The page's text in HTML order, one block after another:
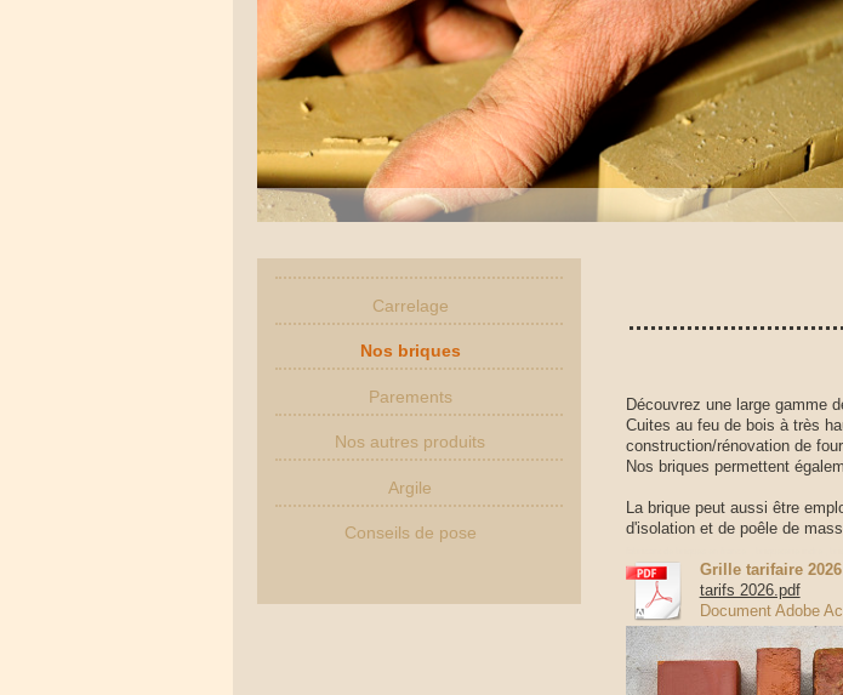
Découvrez une large gamme
Cuites au feu de bois à très
construction/rénovation de
Nos briques permettent
La brique peut aussi être
d'isolation et de poêle de
Grille tarifaire 2026
tarifs 2026.pdf
Document Adobe
Carrelage
Nos briques
Parements
Nos autres produits
Argile
Conseils de pose